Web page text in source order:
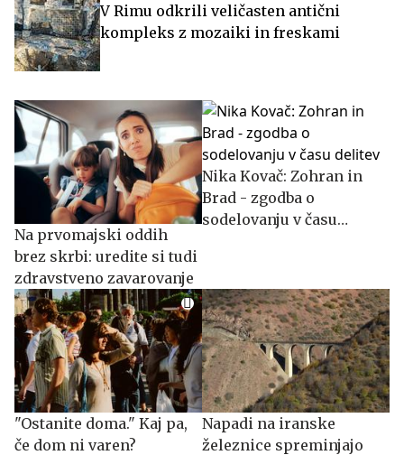
V Rimu odkrili veličasten antični
kompleks z mozaiki in freskami
Na prvomajski oddih
brez skrbi: uredite si tudi
zdravstveno zavarovanje
Nika Kovač: Zohran in
Brad - zgodba o
sodelovanju v času
"Ostanite doma." Kaj pa,
če dom ni varen?
Napadi na iranske
železnice spreminjajo